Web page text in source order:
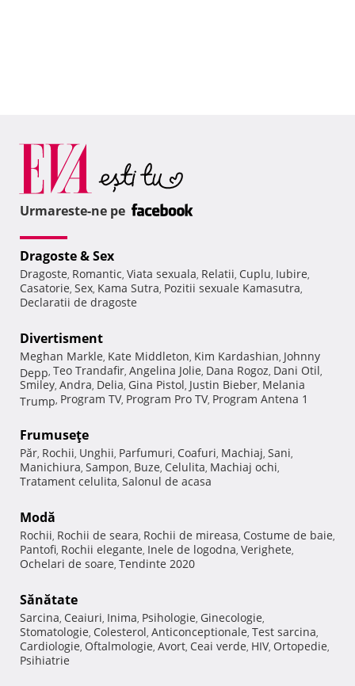
Urmareste-ne pe
Dragoste & Sex
Dragoste, Romantic, Viata sexuala, Relatii, Cuplu, Iubire,
Casatorie, Sex, Kama Sutra, Pozitii sexuale Kamasutra,
Declaratii de dragoste
Divertisment
Meghan Markle, Kate Middleton, Kim Kardashian, Johnny
Depp, Teo Trandafir, Angelina Jolie, Dana Rogoz, Dani Otil,
Smiley, Andra, Delia, Gina Pistol, Justin Bieber, Melania
Trump, Program TV, Program Pro TV, Program Antena 1
Frumuseţe
Păr, Rochii, Unghii, Parfumuri, Coafuri, Machiaj, Sani,
Manichiura, Sampon, Buze, Celulita, Machiaj ochi,
Tratament celulita, Salonul de acasa
Modă
Rochii, Rochii de seara, Rochii de mireasa, Costume de baie,
Pantofi, Rochii elegante, Inele de logodna, Verighete,
Ochelari de soare, Tendinte 2020
Sănătate
Sarcina, Ceaiuri, Inima, Psihologie, Ginecologie,
Stomatologie, Colesterol, Anticonceptionale, Test sarcina,
Cardiologie, Oftalmologie, Avort, Ceai verde, HIV, Ortopedie,
Psihiatrie